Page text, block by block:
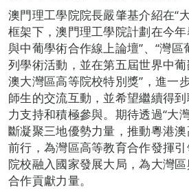
澳門理工學院院長嚴肇基介紹在“
框架下，澳門理工學院計劃在今
與中葡學術合作線上論壇”、“灣區
列學術活動，並在第五屆世界中
澳大灣區高等院校特別獎”，進一
師生的交流互動，並希望繼續得
力支持和積極參與。期待透過“大
斷凝聚三地優勢力量，推動粵港
前行，為灣區高等教育合作發揮
院校融入國家發展大局，為大灣
合作貢獻力量。